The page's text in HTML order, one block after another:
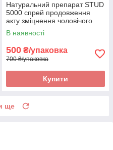
Натуральний препарат STUD
5000 спрей продовження
акту зміцнення чоловічого
здоров'я 2 оригінал
В наявності
500 ₴/упаковка
700 ₴/упаковка
Купити
ще